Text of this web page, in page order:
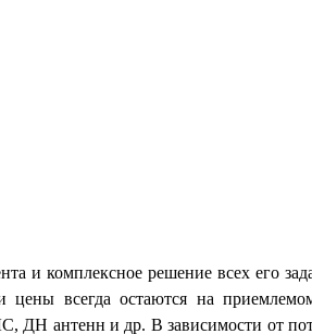
и комплексное решение всех его
цены всегда остаются на
антенн и др. В зависимости от